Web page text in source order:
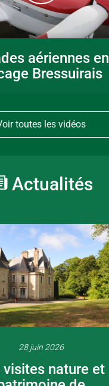
aériennes en
Bressuirais
toutes les vidéos
Actualités
28 juin 2026
visites nature et